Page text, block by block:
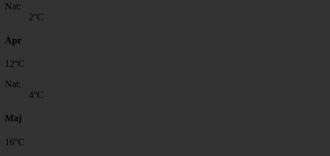
Nat:
2°C
Apr
12°C
Nat:
4°C
Maj
16°C